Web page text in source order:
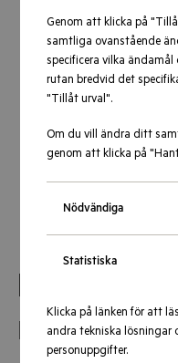
Brandfilt
Housegard
Genom att klicka på
samtliga ovanstående
specificera vilka
rutan bredvid det
"Tillåt urval".
Om du vill ändra ditt
genom att klicka på
Nödvändiga
Statistiska
Klicka på länken för att
andra tekniska lösningar
personuppgifter.